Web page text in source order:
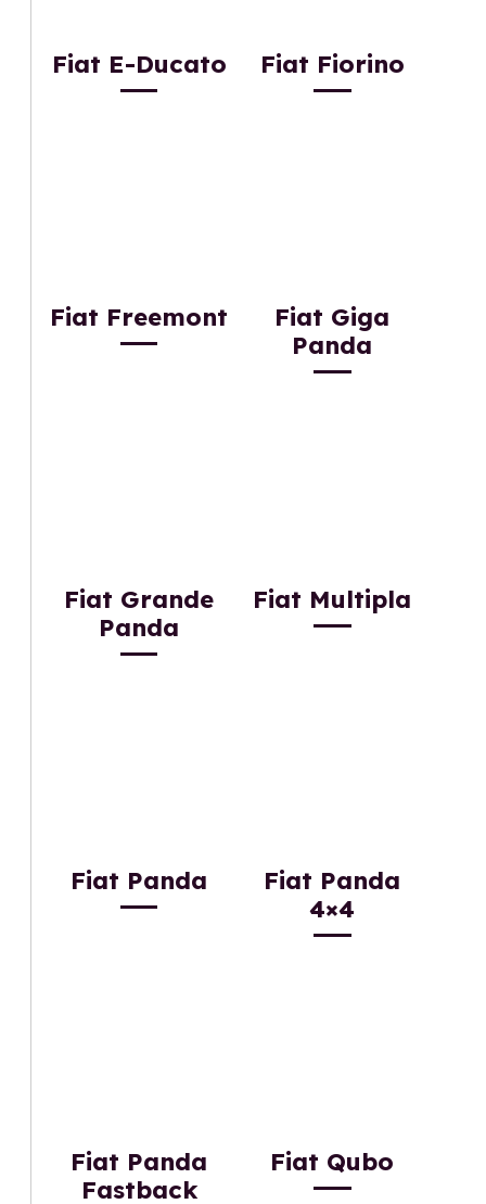
Fiat E-Ducato Fiat Fiorino
Fiat Freemont
Fiat Giga
Panda
Fiat Grande
Panda
Fiat Multipla
Fiat Panda
Fiat Panda
4×4
Fiat Panda
Fastback
Fiat Qubo